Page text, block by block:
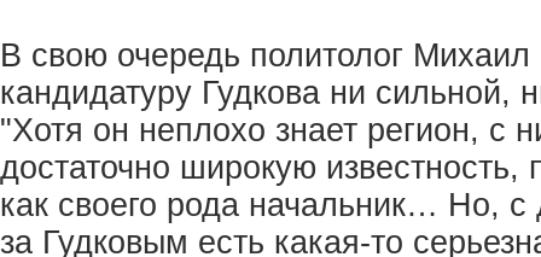
В свою очередь политолог Михаил
кандидатуру Гудкова ни сильной,
"Хотя он неплохо знает регион, с
достаточно широкую
как своего рода начальник… Но, с
за Гудковым есть какая-то